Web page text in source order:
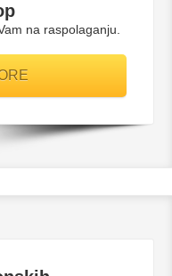
na raspolaganju.